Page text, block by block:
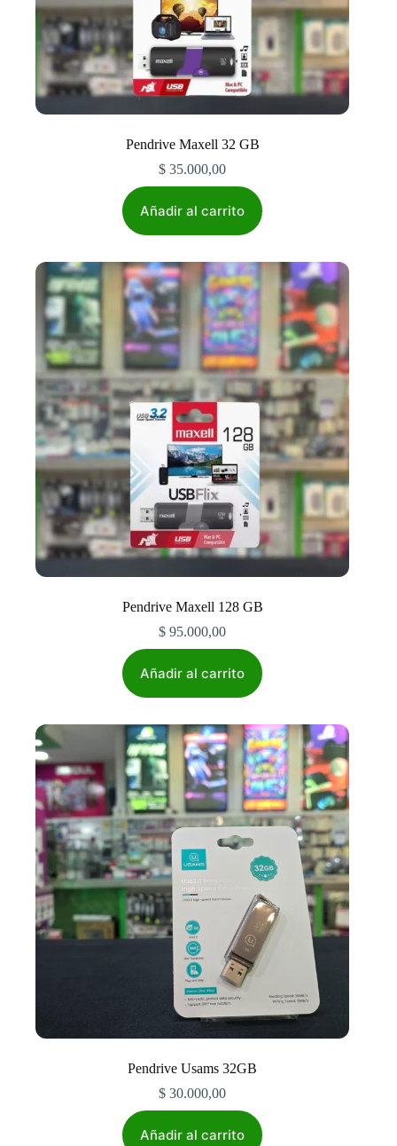
Pendrive Maxell 32 GB
$ 35.000,00
Añadir al carrito
Pendrive Maxell 128 GB
$ 95.000,00
Añadir al carrito
Pendrive Usams 32GB
$ 30.000,00
Añadir al carrito